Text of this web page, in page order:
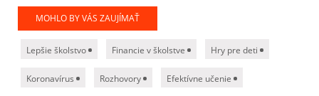
MOHLO BY VÁS ZAUJÍMAŤ
Lepšie školstvo Financie v školstve Hry pre deti
Koronavírus Rozhovory Efektívne učenie